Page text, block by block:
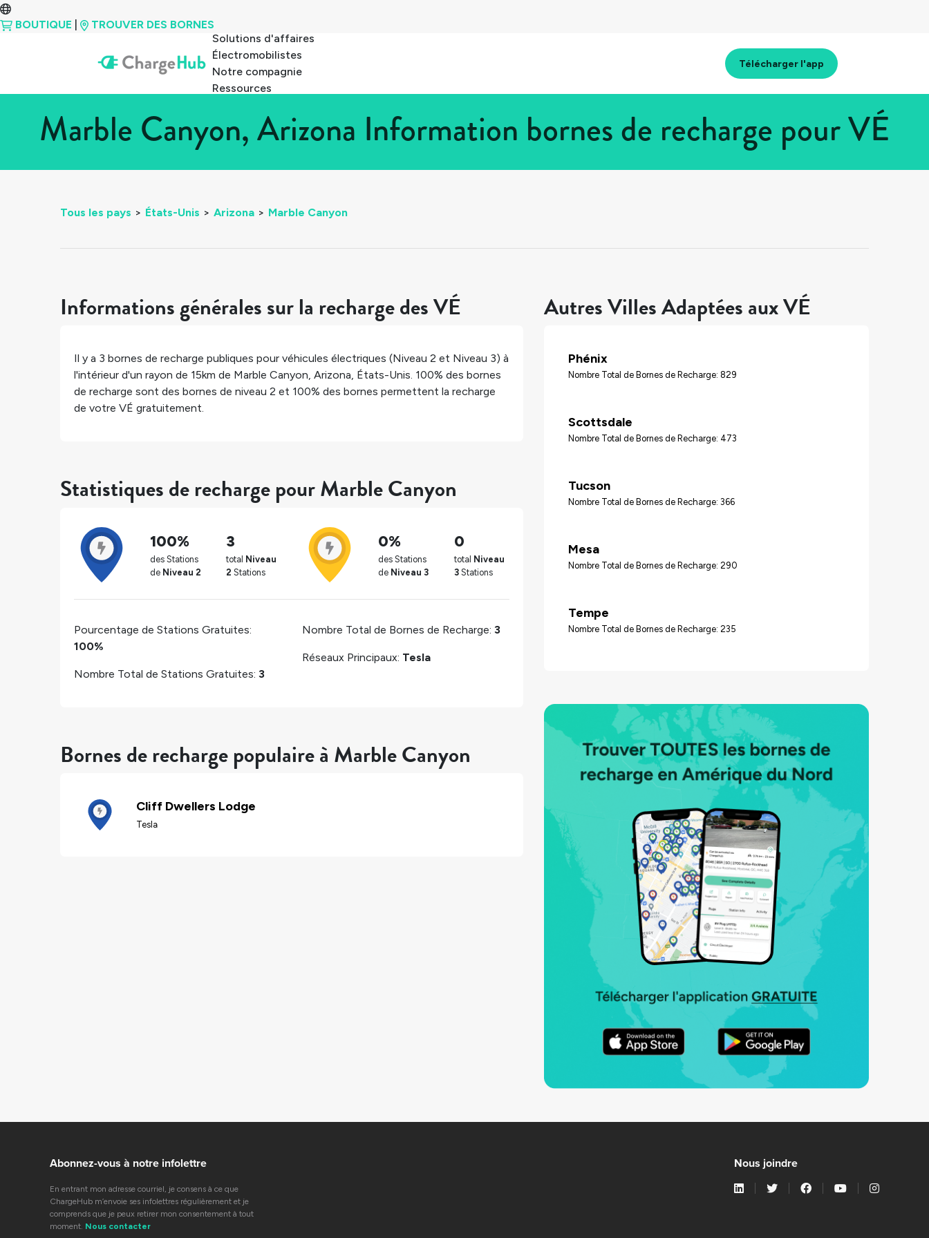
BOUTIQUE
TROUVER DES BORNES
Solutions d'affaires
Électromobilistes
Notre compagnie
Ressources
Télécharger l'app
Marble Canyon, Arizona Information bornes de recharge pour VÉ
Tous les pays > États-Unis > Arizona > Marble Canyon
Informations générales sur la recharge des VÉ
Il y a 3 bornes de recharge publiques pour véhicules électriques (Niveau 2 et Niveau 3) à
l'intérieur d'un rayon de 15km de Marble Canyon, Arizona, États-Unis. 100% des bornes
de recharge sont des bornes de niveau 2 et 100% des bornes permettent la recharge
de votre VÉ gratuitement.
Statistiques de recharge pour Marble Canyon
100%
des Stations
de Niveau 2
3
total Niveau
2 Stations
0%
des Stations
de Niveau 3
0
total Niveau
3 Stations
Pourcentage de Stations Gratuites:
100%
Nombre Total de Stations Gratuites: 3
Nombre Total de Bornes de Recharge: 3
Réseaux Principaux: Tesla
Bornes de recharge populaire à Marble Canyon
Cliff Dwellers Lodge
Tesla
Autres Villes Adaptées aux VÉ
Phénix
Nombre Total de Bornes de Recharge: 829
Scottsdale
Nombre Total de Bornes de Recharge: 473
Tucson
Nombre Total de Bornes de Recharge: 366
Mesa
Nombre Total de Bornes de Recharge: 290
Tempe
Nombre Total de Bornes de Recharge: 235
Abonnez-vous à notre infolettre
En entrant mon adresse courriel, je consens à ce que
ChargeHub m’envoie ses infolettres régulièrement et je
comprends que je peux retirer mon consentement à tout
moment. Nous contacter
Nous joindre